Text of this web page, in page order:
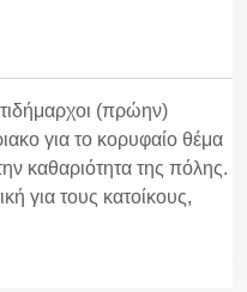
(πρώην)
για το κορυφαίο θέμα
καθαριότητα της πόλης.
για τους κατοίκους,